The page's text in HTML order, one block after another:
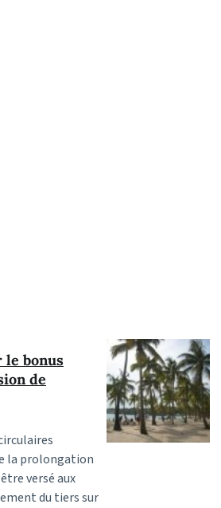
bonus
de
la prolongation
versé aux
du tiers sur